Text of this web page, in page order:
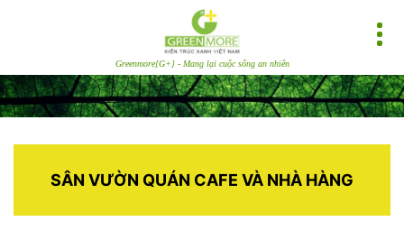
Greenmore[G+] - Mang lại cuộc sống an nhiên
SÂN VƯỜN QUÁN CAFE VÀ NHÀ HÀNG